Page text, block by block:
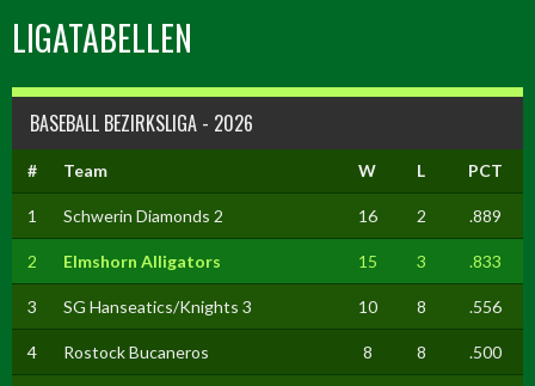
LIGATABELLEN
BASEBALL BEZIRKSLIGA - 2026
# Team W L PCT
1 Schwerin Diamonds 2 16 2 .889
2 Elmshorn Alligators 15 3 .833
3 SG Hanseatics/Knights 3 10 8 .556
4 Rostock Bucaneros 8 8 .500